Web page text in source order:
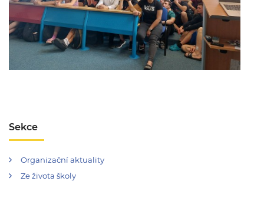
Sekce
Organizační aktuality
Ze života školy